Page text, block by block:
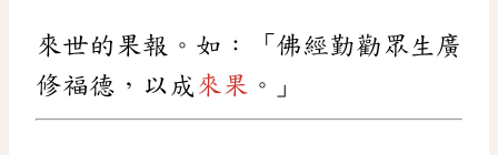
來世的果報。如：「佛經勤勸眾生廣
修福德，以成 來果 。」